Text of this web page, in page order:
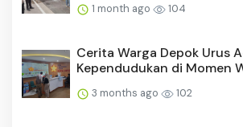
1 month ago 104
Cerita Warga Depok Urus
Kependudukan di Momen
3 months ago 102